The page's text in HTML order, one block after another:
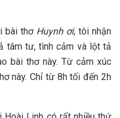
bài thơ Huynh ơi, tôi nhận
tâm tư, tình cảm và lột tả
bài thơ này. Từ cảm xúc
này. Chỉ từ 8h tối đến 2h